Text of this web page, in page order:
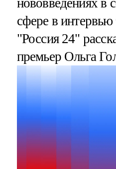
нововведениях в
сфере в интервью
"Россия 24"
премьер Ольга